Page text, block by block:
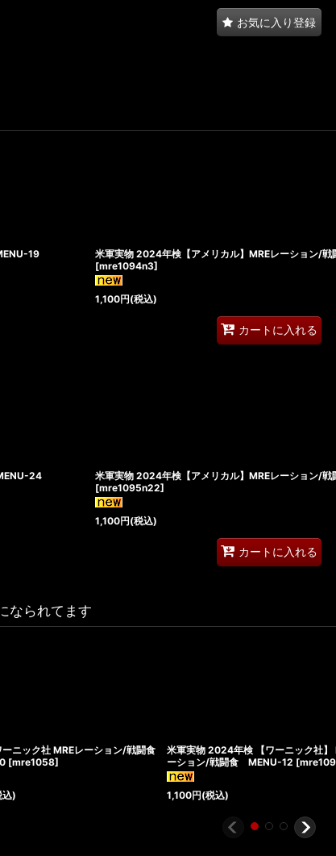
お気に入り登録
19
米軍実物 2024年検【アメリカル】MREレーション/
[mre1094n3]
1,100円(税込)
カートに入れる
24
米軍実物 2024年検【アメリカル】MREレーション/
[mre1095n22]
1,100円(税込)
カートに入れる
なられてます
ニック社 MREレーション/戦闘食
[mre1058]
込)
米軍実物 2024年検 【ワーニック社】
ーション/戦闘食 MENU-12 [
1,100円(税込)